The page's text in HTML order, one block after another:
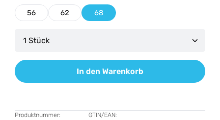
56 62 68
Produkt Anzahl: Gib den gewünschten Wert
In den Warenkorb
Produktnummer: GTIN/EAN: